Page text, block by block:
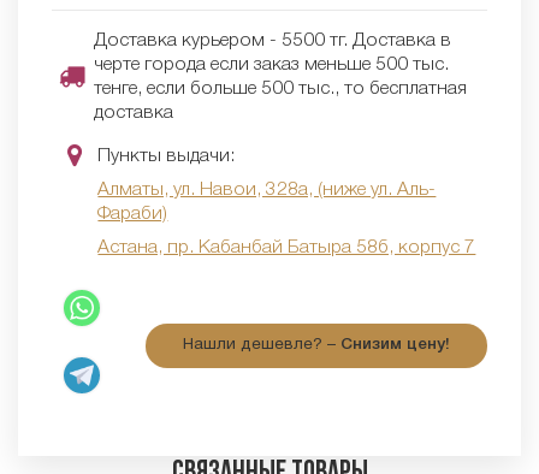
Доставка курьером - 5500 тг. Доставка в
черте города если заказ меньше 500 тыс.
тенге, если больше 500 тыс., то бесплатная
доставка
Пункты выдачи:
Алматы, ул. Навои, 328а, (ниже ул. Аль-
Фараби)
Астана, пр. Кабанбай Батыра 58б, корпус 7
Нашли дешевле? – Снизим цену!